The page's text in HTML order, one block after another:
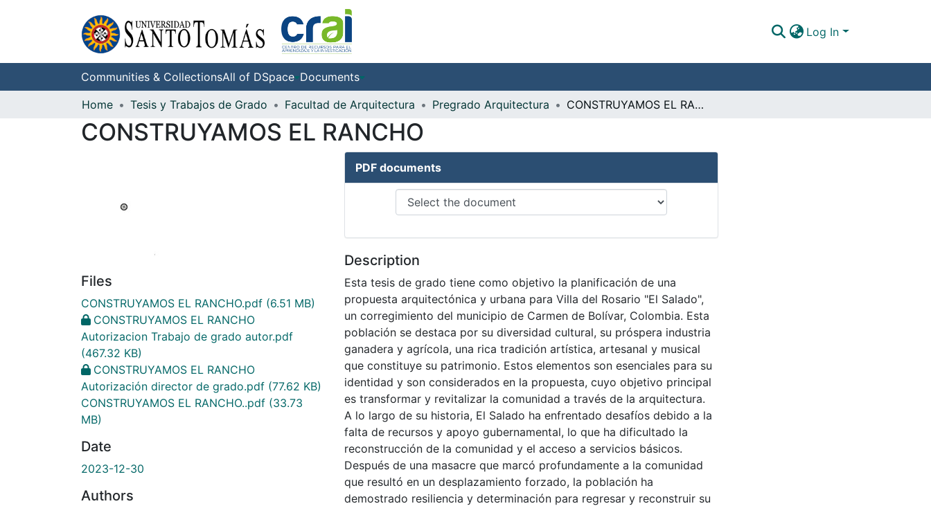
Log In
Communities & CollectionsAll of DSpace Documents
Home
Tesis y Trabajos de Grado Facultad de Arquitectura Pregrado Arquitectura CONSTRUYAMOS EL RANCHO
CONSTRUYAMOS EL RANCHO
Files
CONSTRUYAMOS EL RANCHO.pdf (6.51 MB)
CONSTRUYAMOS EL RANCHO
Autorizacion Trabajo de grado autor.pdf
(467.32 KB)
CONSTRUYAMOS EL RANCHO
Autorización director de grado.pdf (77.62 KB)
CONSTRUYAMOS EL RANCHO..pdf (33.73
MB)
Date
2023-12-30
Authors
PDF documents
Description
Esta tesis de grado tiene como objetivo la planificación de una
propuesta arquitectónica y urbana para Villa del Rosario "El Salado",
un corregimiento del municipio de Carmen de Bolívar, Colombia. Esta
población se destaca por su diversidad cultural, su próspera industria
ganadera y agrícola, una rica tradición artística, artesanal y musical
que constituye su patrimonio. Estos elementos son esenciales para su
identidad y son considerados en la propuesta, cuyo objetivo principal
es transformar y revitalizar la comunidad a través de la arquitectura.
A lo largo de su historia, El Salado ha enfrentado desafíos debido a la
falta de recursos y apoyo gubernamental, lo que ha dificultado la
reconstrucción de la comunidad y el acceso a servicios básicos.
Después de una masacre que marcó profundamente a la comunidad
que resultó en un desplazamiento forzado, la población ha
demostrado resiliencia y determinación para regresar y reconstruir su